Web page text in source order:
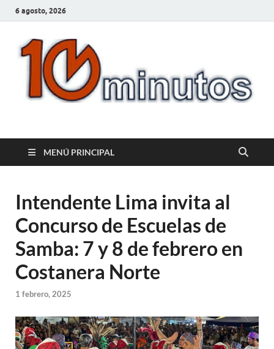
6 agosto, 2026
10minutos.com.uy
MENÚ PRINCIPAL
Intendente Lima invita al
Concurso de Escuelas de
Samba: 7 y 8 de febrero en
Costanera Norte
1 febrero, 2025